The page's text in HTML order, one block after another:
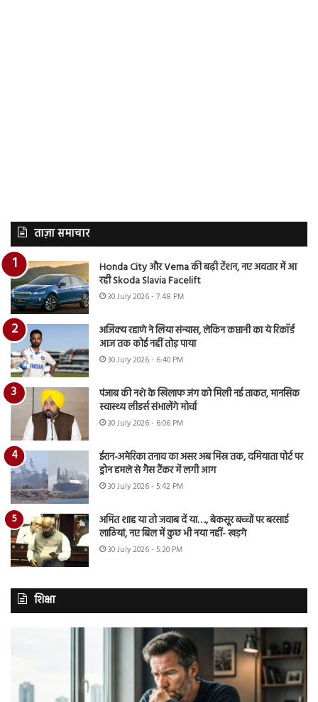
ताज़ा समाचार
Honda City और Verna की बढ़ी टेंशन, नए अवतार में आ
रही Skoda Slavia Facelift
30 July 2026 - 7:48 PM
अजिंक्य रहाणे ने लिया संन्यास, लेकिन कप्तानी का ये रिकॉर्ड
आज तक कोई नहीं तोड़ पाया
30 July 2026 - 6:40 PM
पंजाब की नशे के खिलाफ जंग को मिली नई ताकत, मानसिक
स्वास्थ्य लीडर्स संभालेंगे मोर्चा
30 July 2026 - 6:06 PM
ईरान-अमेरिका तनाव का असर अब मिस्र तक, दमियाता पोर्ट पर
ड्रोन हमले से गैस टैंकर में लगी आग
30 July 2026 - 5:42 PM
अमित शाह या तो जवाब दें या…., बेकसूर बच्चों पर बरसाई
लाठियां, नए बिल में कुछ भी नया नहीं- खड़गे
30 July 2026 - 5:20 PM
शिक्षा